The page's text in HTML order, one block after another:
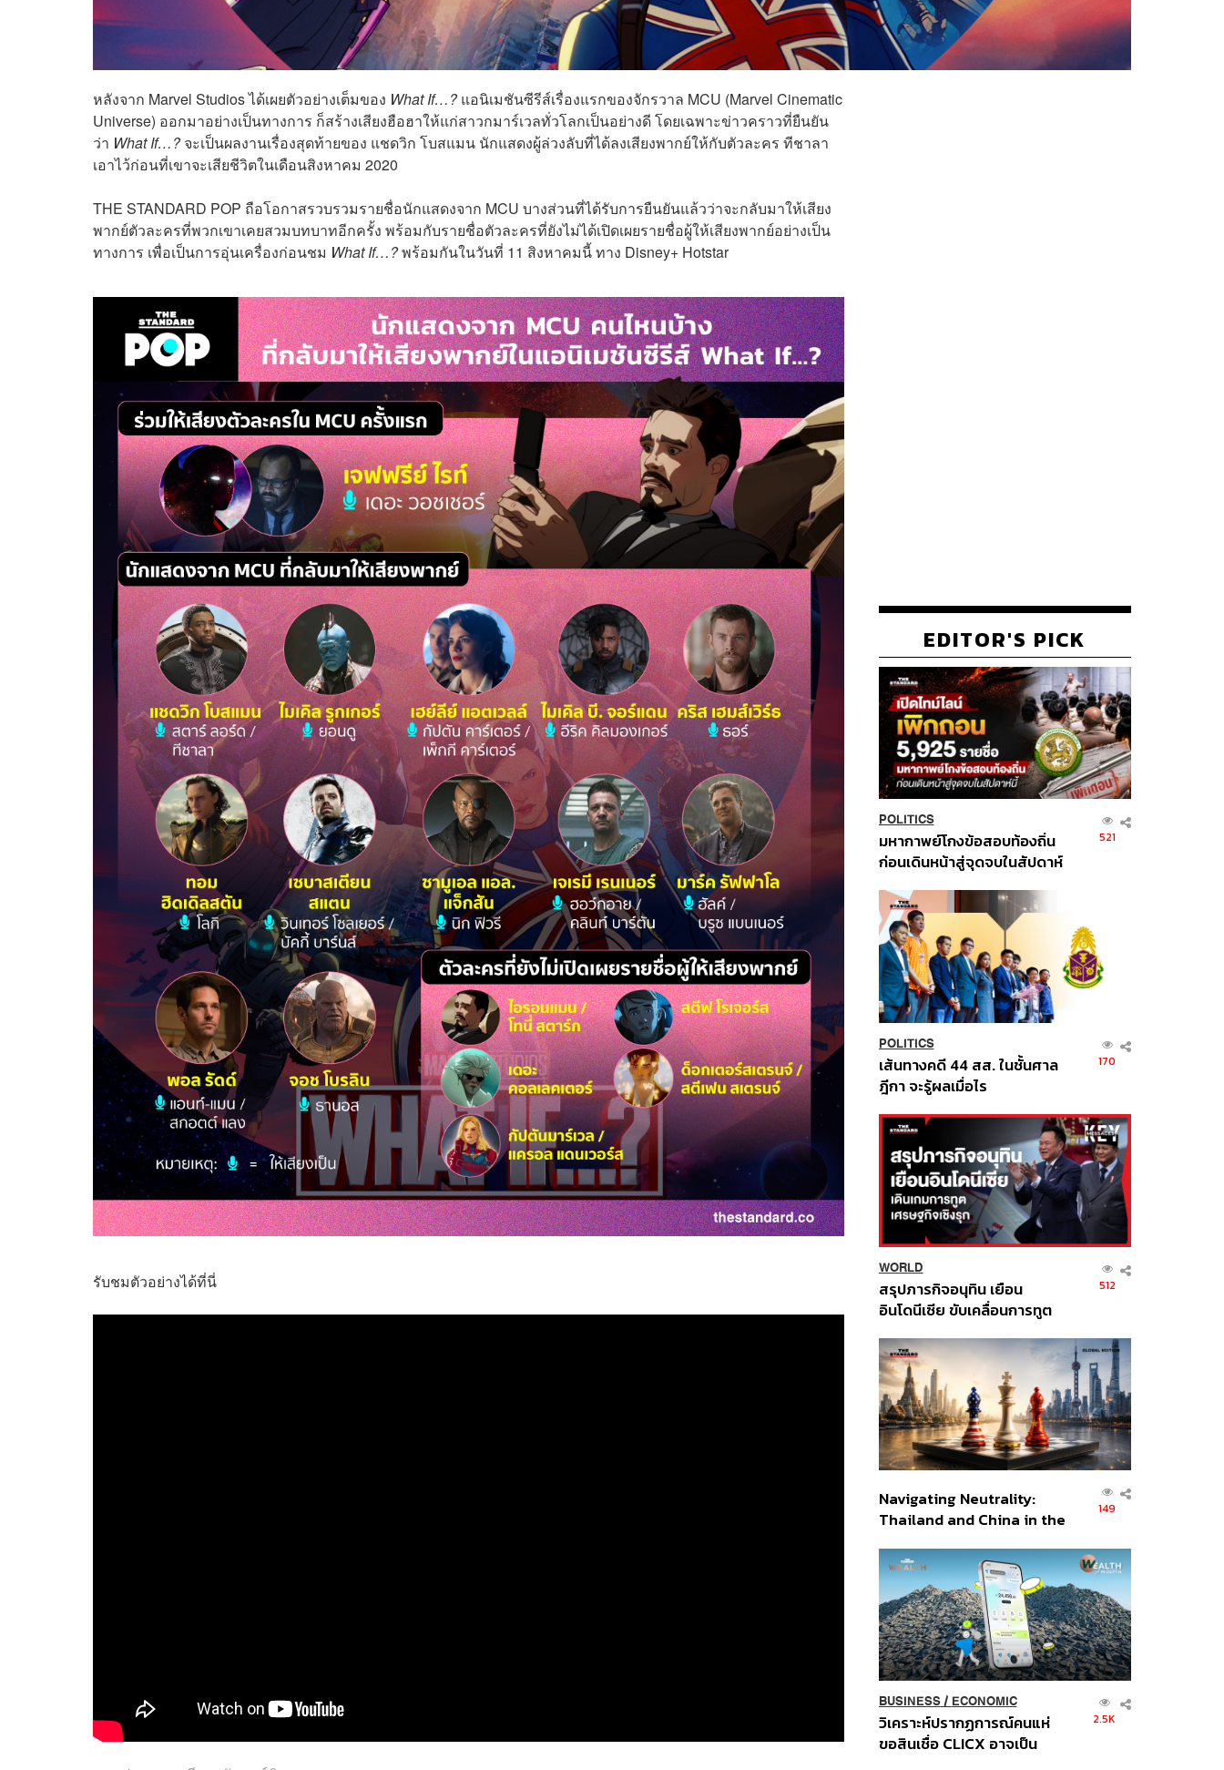
หลังจาก Marvel Studios ได้เผยตัวอย่างเต็มของ What If…?แอนิเมชันซีรีส์เรื่องแรกของจักรวาล MCU (Marvel Cinematic
Universe) ออกมาอย่างเป็นทางการ ก็สร้างเสียงฮือฮาให้แก่สาวกมาร์เวลทั่วโลกเป็นอย่างดี โดยเฉพาะข่าวคราวที่ยืนยัน
ว่า What If…?จะเป็นผลงานเรื่องสุดท้ายของ แชดวิก โบสแมน นักแสดงผู้ล่วงลับที่ได้ลงเสียงพากย์ให้กับตัวละคร ทีชาลา
เอาไว้ก่อนที่เขาจะเสียชีวิตในเดือนสิงหาคม 2020
THE STANDARD POP ถือโอกาสรวบรวมรายชื่อนักแสดงจาก MCU บางส่วนที่ได้รับการยืนยันแล้วว่าจะกลับมาให้เสียง
พากย์ตัวละครที่พวกเขาเคยสวมบทบาทอีกครั้ง พร้อมกับรายชื่อตัวละครที่ยังไม่ได้เปิดเผยรายชื่อผู้ให้เสียงพากย์อย่างเป็น
ทางการ เพื่อเป็นการอุ่นเครื่องก่อนชม What If…?พร้อมกันในวันที่ 11 สิงหาคมนี้ ทาง Disney+ Hotstar
รับชมตัวอย่างได้ที่นี่
EDITOR'S PICK
POLITICS
มหากาพย์โกงข้อสอบท้องถิ่น
ก่อนเดินหน้าสู่จุดจบในสัปดาห์
521
POLITICS
เส้นทางคดี 44 สส. ในชั้นศาล
ฎีกา จะรู้ผลเมื่อไร
170
WORLD
สรุปภารกิจอนุทิน เยือน
อินโดนีเซีย ขับเคลื่อนการทูต
ส่วนยุทธศาสตร์ไทย –
อินโดนีเซีย
512
Navigating Neutrality:
Thailand and China in the
Order
149
BUSINESS/ ECONOMIC
วิเคราะห์ปรากฏการณ์คนแห่
ขอสินเชื่อ CLICX อาจเป็น
2.5K